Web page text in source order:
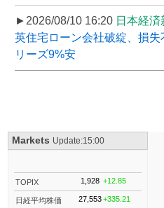
►2026/08/10 16:20 日本経済
英住宅ローン会社破綻、損
リーズ9%安
Markets Update:15:00
TOPIX 1,928 +12.85
日経平均株価 27,553+335.21